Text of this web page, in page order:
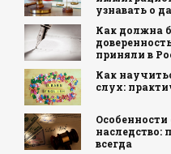
узнавать о
Как должна
приняли в
Как
слух:
наследство:
всегда